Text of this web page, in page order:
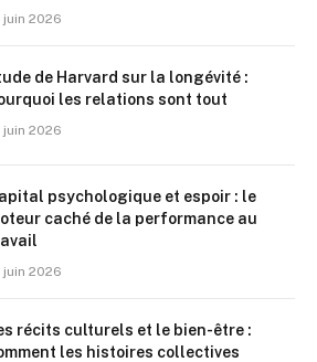
juin 2026
de Harvard sur la longévité :
les relations sont tout
juin 2026
psychologique et espoir : le
caché de la performance au
juin 2026
récits culturels et le bien-être :
les histoires collectives